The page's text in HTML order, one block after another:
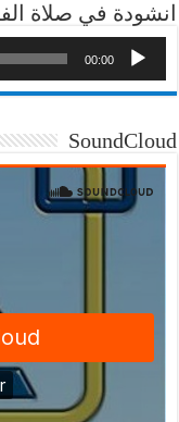
انشودة في صلاة
00:00
SoundCloud